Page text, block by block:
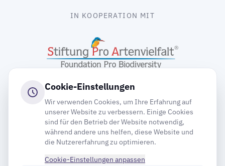
IN KOOPERATION MIT
gooding
Cookie-Einstellungen
Wir verwenden Cookies, um Ihre Erfahrung auf
unserer Website zu verbessern. Einige Cookies
sind für den Betrieb der Website notwendig,
während andere uns helfen, diese Website und
die Nutzererfahrung zu optimieren.
Cookie-Einstellungen anpassen